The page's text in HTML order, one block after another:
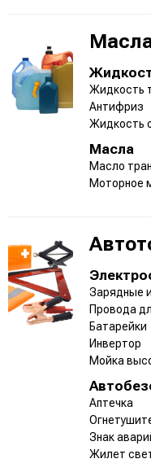
Жидкость
Антифриз
Жидкость
Масла
Масло
Моторное
Зарядные
Провода
Батарейки
Инвертор
Мойка
Аптечка
Знак
Жилет